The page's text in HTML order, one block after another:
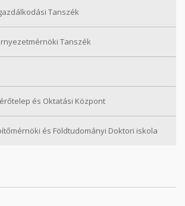
Tanszék
Tanszék
és Oktatási Központ
és Földtudományi Doktori iskola